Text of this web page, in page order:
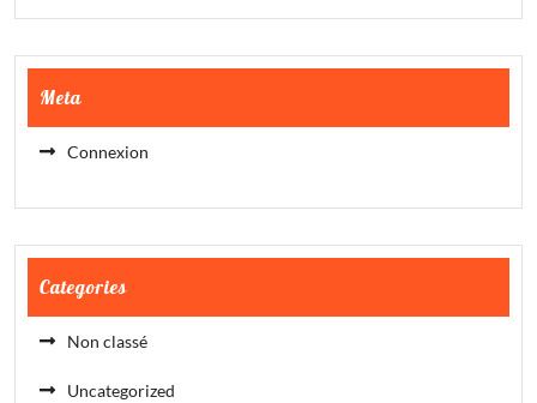
Meta
Connexion
Categories
Non classé
Uncategorized